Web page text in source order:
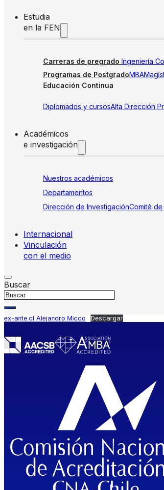
Estudia
en la FEN
Carreras de pregrado Ingeniería
Programas de PostgradoMBA
Educación Continua
Diplomados y cursosAlta Dirección
Académicos
e investigación
Nuestros académicos
Departamentos
Dirección de InvestigaciónComité de
Internacional
Vinculación
con el medio
Buscar
ex-ante.cl Alejandro Micco Descargar